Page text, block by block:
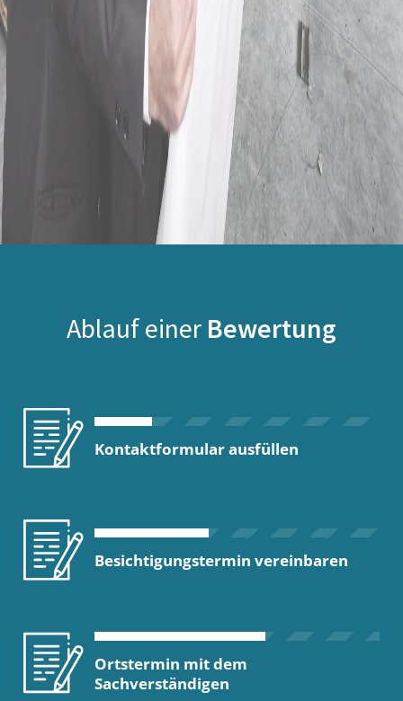
Ablauf einer Bewertung
Kontaktformular ausfüllen
Besichtigungstermin vereinbaren
Ortstermin mit dem
Sachverständigen